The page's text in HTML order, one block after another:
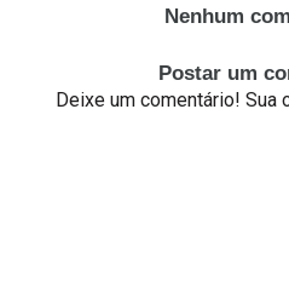
Nenhum
Postar um
Deixe um comentário! Sua